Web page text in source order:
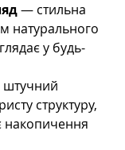
— стильна
натурального
у будь-
структуру,